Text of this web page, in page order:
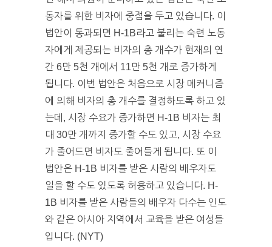
동자를 위한 비자에 중점을 두고 있습니다. 이
법안이 통과되면 H-1B라고 불리는 숙련 노동
자에게 제공되는 비자의 총 개수가 현재의 연
간 6만 5천 개에서 11만 5천 개로 증가하게
됩니다. 이번 법안은 처음으로 시장 메커니즘
에 의해 비자의 총 개수를 결정하도록 하고 있
는데, 시장 수요가 증가하면 H-1B 비자는 최
대 30만 개까지 증가할 수도 있고, 시장 수요
가 줄어드면 비자도 줄어들게 됩니다. 또 이
법안은 H-1B 비자를 받은 사람의 배우자도
일을 할 수도 있도록 허용하고 있습니다. H-
1B 비자를 받은 사람들의 배우자 다수는 인도
와 같은 아시아 지역에서 교육을 받은 여성들
입니다. (NYT)